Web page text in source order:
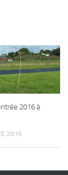
2016 à
2016